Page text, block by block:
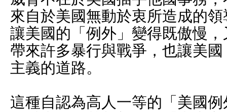
來自於美國無動於衷所造成的
讓美國的「例外」變得既傲慢
帶來許多暴行與戰爭，也讓美
主義的道路。
這種自認為高人一等的「美國